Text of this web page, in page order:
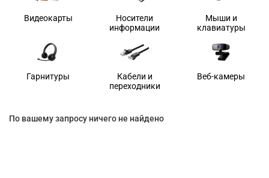
Видеокарты
Носители
информации
Мыши и
клавиатуры
Гарнитуры
Кабели и
переходники
Веб-камеры
По вашему запросу ничего не найдено